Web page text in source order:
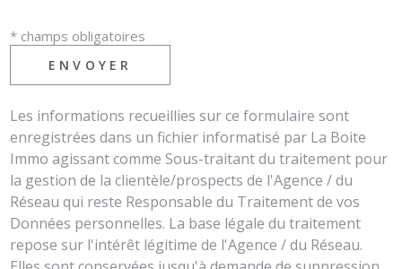
* champs obligatoires
ENVOYER
Les informations recueillies sur ce formulaire sont
enregistrées dans un fichier informatisé par La Boite
Immo agissant comme Sous-traitant du traitement pour
la gestion de la clientèle/prospects de l'Agence / du
Réseau qui reste Responsable du Traitement de vos
Données personnelles. La base légale du traitement
repose sur l'intérêt légitime de l'Agence / du Réseau.